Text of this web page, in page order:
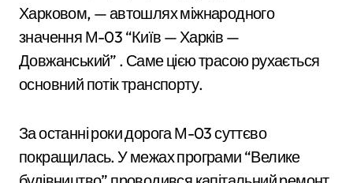
Харковом, — автошлях міжнародного
значення М-03 “Київ — Харків —
Довжанський” . Саме цією трасою рухається
основний потік транспорту.
За останні роки дорога М-03 суттєво
покращилась. У межах програми “Велике